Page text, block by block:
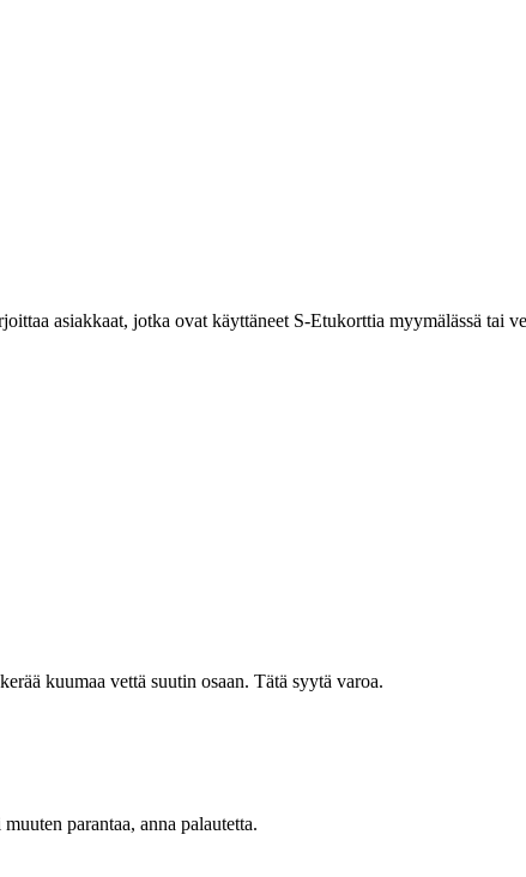
asiakkaat, jotka ovat käyttäneet S-Etukorttia myymälässä tai
kuumaa vettä suutin osaan. Tätä syytä varoa.
parantaa, anna palautetta.